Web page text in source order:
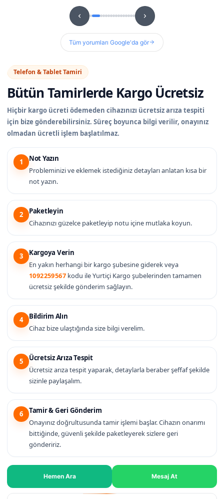
Tüm yorumları Google'da gör
Telefon & Tablet Tamiri
Bütün Tamirlerde Kargo Ücretsiz
Hiçbir kargo ücreti ödemeden cihazınızı ücretsiz arıza tespiti
için bize gönderebilirsiniz. Süreç boyunca bilgi verilir, onayınız
olmadan ücretli işlem başlatılmaz.
1
Not Yazın
Probleminizi ve eklemek istediğiniz detayları anlatan kısa bir
not yazın.
2
Paketleyin
Cihazınızı güzelce paketleyip notu içine mutlaka koyun.
3
Kargoya Verin
En yakın herhangi bir kargo şubesine giderek veya
1092259567 kodu ile Yurtiçi Kargo şubelerinden tamamen
ücretsiz şekilde gönderim sağlayın.
4
Bildirim Alın
Cihaz bize ulaştığında size bilgi verelim.
5
Ücretsiz Arıza Tespit
Ücretsiz arıza tespit yaparak, detaylarla beraber şeffaf şekilde
sizinle paylaşalım.
6
Tamir & Geri Gönderim
Onayınız doğrultusunda tamir işlemi başlar. Cihazın onarımı
bittiğinde, güvenli şekilde paketleyerek sizlere geri
göndeririz.
Hemen Ara Mesaj At